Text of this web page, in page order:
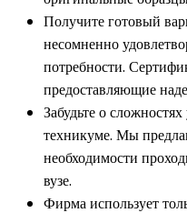
Получите готовый
несомненно
потребности.
предоставляющие
Забудьте о
техникуме. Мы
необходимости
вузе.
Фирма использует